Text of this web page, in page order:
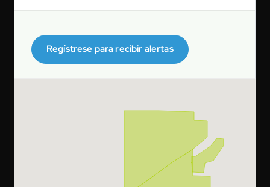
Regístrese para recibir alertas